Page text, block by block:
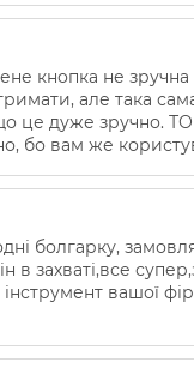
кнопка не зручна
але така
це дуже зручно.
бо вам же
болгарку,
в захваті,все
вашої